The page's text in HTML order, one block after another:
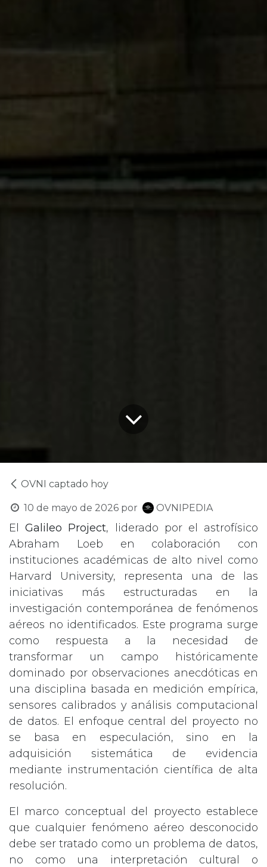
OVNI captado hoy
10 de mayo de 2026 por OVNIPEDIA
ElGalileo Project, liderado por el astrofísico
Abraham Loeb en colaboración con
instituciones académicas de alto nivel como
Harvard University, representa una de las
iniciativas más estructuradas en la
investigación contemporánea de fenómenos
aéreos no identificados. Este programa surge
como respuesta a la necesidad de
transformar un campo históricamente
dominado por observaciones anecdóticas en
una disciplina basada en medición empírica,
sensores calibrados y análisis computacional
de datos. El enfoque central del proyecto no
se basa en especulación, sino en la
adquisición sistemática de evidencia
mediante instrumentación científica de alta
resolución.
El marco conceptual del proyecto establece
que cualquier fenómeno aéreo desconocido
debe ser tratado como un problema de datos,
no como una interpretación cultural o